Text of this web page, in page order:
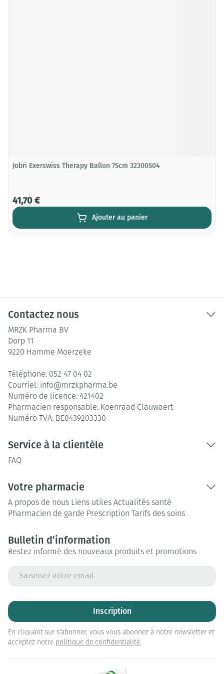
Jobri Exerswiss Therapy Ballon 75cm 32300504
41,70 €
Ajouter au panier
Contactez nous
MRZK Pharma BV
Dorp 11
9220 Hamme Moerzeke
Téléphone: 052 47 04 02
Courriel: info@mrzkpharma.be
Numéro de licence: 421402
Pharmacien responsable: Koenraad Clauwaert
Numéro TVA: BE0439203330
Service à la clientèle
FAQ
Votre pharmacie
A propos de nous Liens utiles Actualités santé
Pharmacien de garde Prescription Tarifs des soins
Bulletin d’information
Restez informé des nouveaux produits et promotions
Inscription
En cliquant sur s'abonner, vous vous abonnez à notre newsletter et
acceptez notre politique de confidentialité.